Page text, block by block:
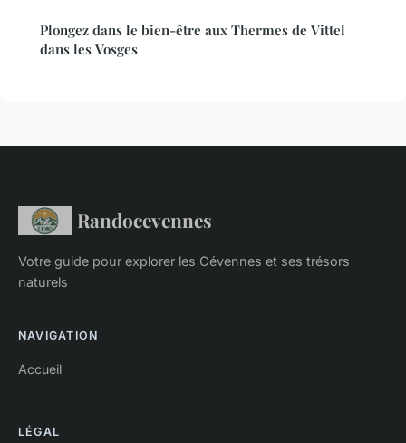
Plongez dans le bien-être aux Thermes de Vittel
dans les Vosges
Randocevennes
Votre guide pour explorer les Cévennes et ses trésors
naturels
NAVIGATION
Accueil
LÉGAL